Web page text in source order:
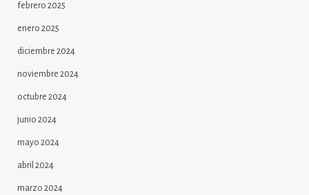
febrero 2025
enero 2025
diciembre 2024
noviembre 2024
octubre 2024
junio 2024
mayo 2024
abril 2024
marzo 2024